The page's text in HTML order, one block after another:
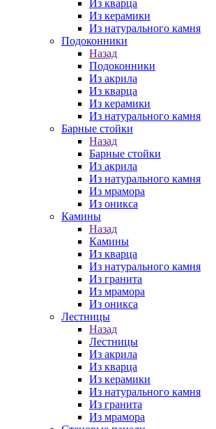
Из кварца
Из керамики
Из натурального камня
Подоконники
Назад
Подоконники
Из акрила
Из кварца
Из керамики
Из натурального камня
Барные стойки
Назад
Барные стойки
Из акрила
Из натурального камня
Из мрамора
Из оникса
Камины
Назад
Камины
Из кварца
Из натурального камня
Из гранита
Из мрамора
Из оникса
Лестницы
Назад
Лестницы
Из акрила
Из кварца
Из керамики
Из натурального камня
Из гранита
Из мрамора